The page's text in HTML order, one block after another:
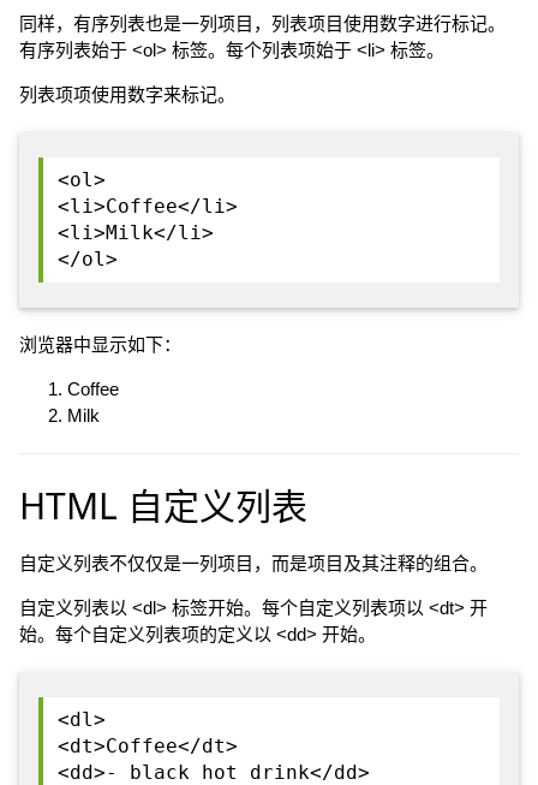
同样，有序列表也是一列项目，列表项目使用数字进行标记。
有序列表始于 <ol> 标签。每个列表项始于 <li> 标签。
列表项项使用数字来标记。
<ol>
<li>Coffee</li>
<li>Milk</li>
</ol>
浏览器中显示如下：
Coffee
Milk
HTML 自定义列表
自定义列表不仅仅是一列项目，而是项目及其注释的组合。
自定义列表以 <dl> 标签开始。每个自定义列表项以 <dt> 开
始。每个自定义列表项的定义以 <dd> 开始。
<dl>
<dt>Coffee</dt>
<dd>- black hot drink</dd>